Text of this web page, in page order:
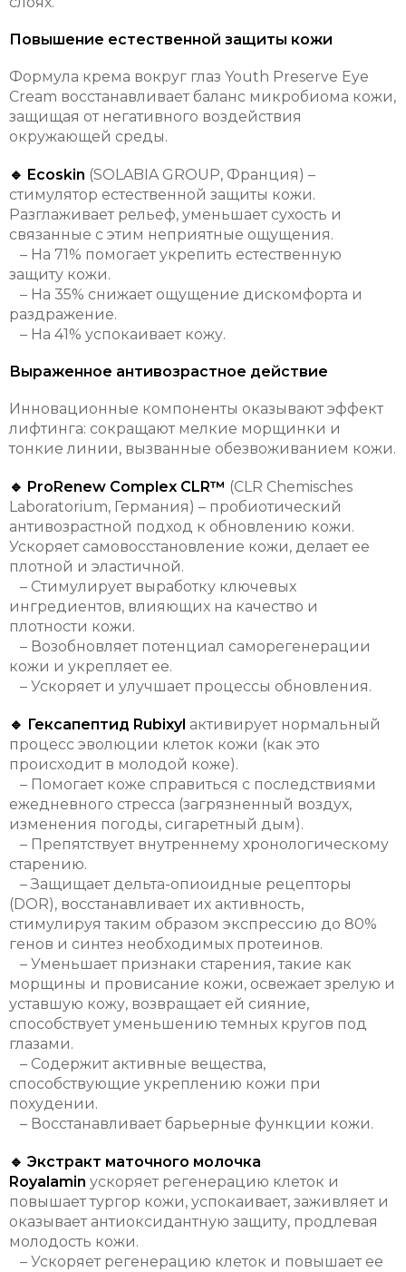
Повышение естественной защиты кожи
Формула крема вокруг глаз Youth Preserve Eye
Cream восстанавливает баланс микробиома кожи,
защищая от негативного воздействия
окружающей среды.
🔹 Ecoskin (SOLABIA GROUP, Франция) –
стимулятор естественной защиты кожи.
Разглаживает рельеф, уменьшает сухость и
связанные с этим неприятные ощущения.
– На 71% помогает укрепить естественную
защиту кожи.
– На 35% снижает ощущение дискомфорта и
раздражение.
– На 41% успокаивает кожу.
Выраженное антивозрастное действие
Инновационные компоненты оказывают эффект
лифтинга: сокращают мелкие морщинки и
тонкие линии, вызванные обезвоживанием кожи.
🔹 ProRenew Complex CLR™ (CLR Chemisches
Laboratorium, Германия) – пробиотический
антивозрастной подход к обновлению кожи.
Ускоряет самовосстановление кожи, делает ее
плотной и эластичной.
– Стимулирует выработку ключевых
ингредиентов, влияющих на качество и
плотности кожи.
– Возобновляет потенциал саморегенерации
кожи и укрепляет ее.
– Ускоряет и улучшает процессы обновления.
🔹 Гексапептид Rubixyl активирует нормальный
процесс эволюции клеток кожи (как это
происходит в молодой коже).
– Помогает коже справиться с последствиями
ежедневного стресса (загрязненный воздух,
изменения погоды, сигаретный дым).
– Препятствует внутреннему хронологическому
старению.
– Защищает дельта-опиоидные рецепторы
(DOR), восстанавливает их активность,
стимулируя таким образом экспрессию до 80%
генов и синтез необходимых протеинов.
– Уменьшает признаки старения, такие как
морщины и провисание кожи, освежает зрелую и
уставшую кожу, возвращает ей сияние,
способствует уменьшению темных кругов под
глазами.
– Содержит активные вещества,
способствующие укреплению кожи при
похудении.
– Восстанавливает барьерные функции кожи.
🔹 Экстракт маточного молочка
Royalamin ускоряет регенерацию клеток и
повышает тургор кожи, успокаивает, заживляет и
оказывает антиоксидантную защиту, продлевая
молодость кожи.
– Ускоряет регенерацию клеток и повышает ее